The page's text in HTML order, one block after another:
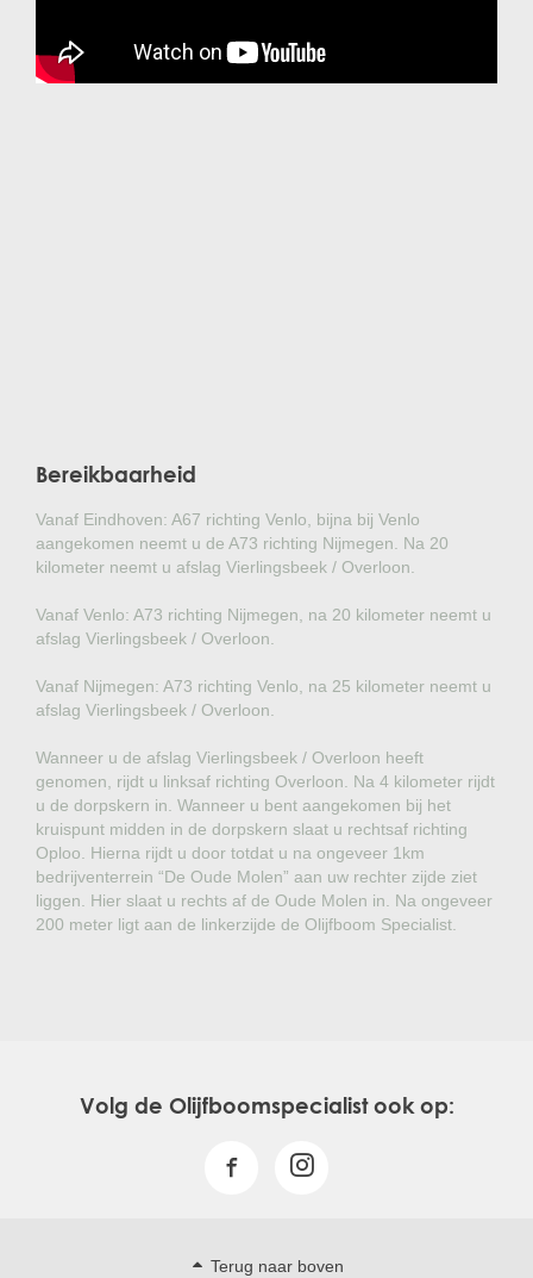
Bereikbaarheid
Vanaf Eindhoven: A67 richting Venlo, bijna bij Venlo
aangekomen neemt u de A73 richting Nijmegen. Na 20
kilometer neemt u afslag Vierlingsbeek / Overloon.
Vanaf Venlo: A73 richting Nijmegen, na 20 kilometer neemt u
afslag Vierlingsbeek / Overloon.
Vanaf Nijmegen: A73 richting Venlo, na 25 kilometer neemt u
afslag Vierlingsbeek / Overloon.
Wanneer u de afslag Vierlingsbeek / Overloon heeft
genomen, rijdt u linksaf richting Overloon. Na 4 kilometer rijdt
u de dorpskern in. Wanneer u bent aangekomen bij het
kruispunt midden in de dorpskern slaat u rechtsaf richting
Oploo. Hierna rijdt u door totdat u na ongeveer 1km
bedrijventerrein “De Oude Molen” aan uw rechter zijde ziet
liggen. Hier slaat u rechts af de Oude Molen in. Na ongeveer
200 meter ligt aan de linkerzijde de Olijfboom Specialist.
Volg de Olijfboomspecialist ook op:
Terug naar boven